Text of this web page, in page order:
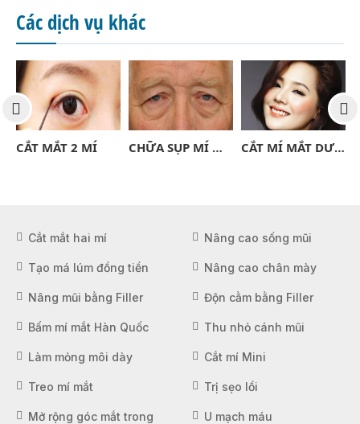
Các dịch vụ khác
CẮT MẮT 2 MÍ CHỮA SỤP MÍ MẮT NGƯỜI LỚN CẮT MÍ MẮT DƯỚI
Cắt mắt hai mí Nâng cao sống mũi
Tạo má lúm đồng tiền Nâng cao chân mày
Nâng mũi bằng Filler Độn cằm bằng Filler
Bấm mí mắt Hàn Quốc Thu nhỏ cánh mũi
Làm mỏng môi dày Cắt mí Mini
Treo mí mắt Trị sẹo lồi
Mở rộng góc mắt trong U mạch máu